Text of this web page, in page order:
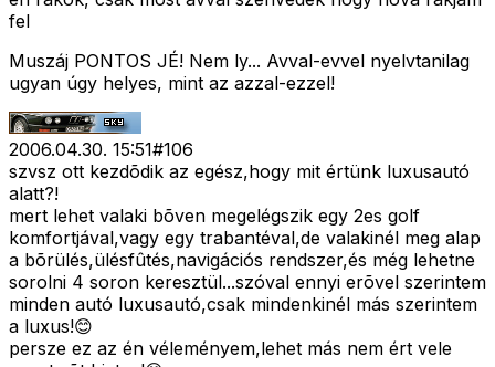
fel
Muszáj PONTOS JÉ! Nem ly... Avval-evvel nyelvtanilag
ugyan úgy helyes, mint az azzal-ezzel!
2006.04.30. 15:51#106
szvsz ott kezdõdik az egész,hogy mit értünk luxusautó
alatt?!
mert lehet valaki bõven megelégszik egy 2es golf
komfortjával,vagy egy trabantéval,de valakinél meg alap
a bõrülés,ülésfûtés,navigációs rendszer,és még lehetne
sorolni 4 soron keresztül...szóval ennyi erõvel szerintem
minden autó luxusautó,csak mindenkinél más szerintem
a luxus!😊
persze ez az én véleményem,lehet más nem ért vele